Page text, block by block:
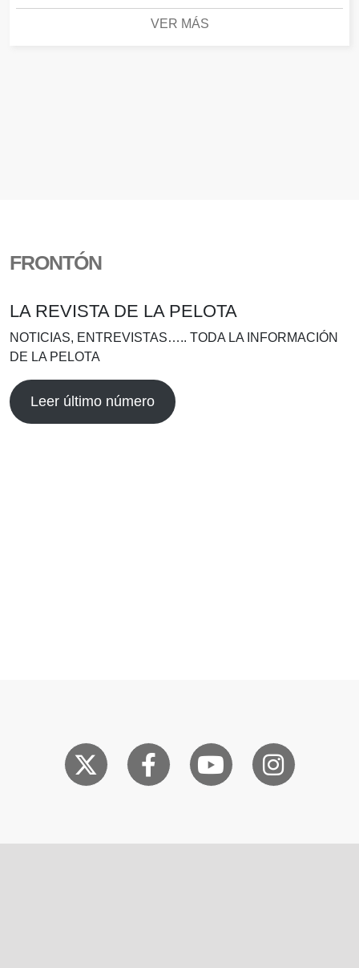
VER MÁS
FRONTÓN
LA REVISTA DE LA PELOTA
NOTICIAS, ENTREVISTAS….. TODA LA INFORMACIÓN
DE LA PELOTA
Leer último número